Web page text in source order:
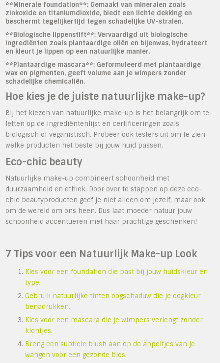
**Minerale foundation**: Gemaakt van mineralen zoals
zinkoxide en titaniumdioxide, biedt een lichte dekking en
beschermt tegelijkertijd tegen schadelijke UV-stralen.
**Biologische lippenstift**: Vervaardigd uit biologische
ingrediënten zoals plantaardige oliën en bijenwas, hydrateert
en kleurt je lippen op een natuurlijke manier.
**Plantaardige mascara**: Geformuleerd met plantaardige
wax en pigmenten, geeft volume aan je wimpers zonder
schadelijke chemicaliën.
Hoe kies je de juiste natuurlijke make-up?
Bij het kiezen van natuurlijke make-up is het belangrijk om te
letten op de ingrediëntenlijst en certificeringen zoals
biologisch of veganistisch. Probeer ook testers uit om te zien
welke producten het beste bij jouw huid passen.
Eco-chic beauty
Natuurlijke make-up combineert schoonheid met
duurzaamheid en ethiek. Door over te stappen op deze eco-
chic beautyproducten geef je niet alleen om jezelf, maar ook
om de wereld om ons heen. Dus laat moeder natuur jouw
schoonheid accentueren met haar prachtige geschenken!
7 Tips voor een Natuurlijk Make-up Look
Kies voor een foundation die past bij jouw huidskleur en
type.
Gebruik natuurlijke tinten oogschaduw die je oogkleur
benadrukken.
Kies voor een mascara die je wimpers verlengt zonder
klontjes.
Breng een subtiele blush aan op de appeltjes van je
wangen voor een gezonde blos.